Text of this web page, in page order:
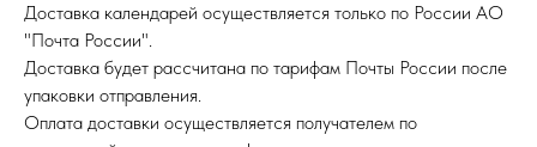
Доставка календарей осуществляется только по России АО
"Почта России".
Доставка будет рассчитана по тарифам Почты России после
упаковки отправления.
Оплата доставки осуществляется получателем по